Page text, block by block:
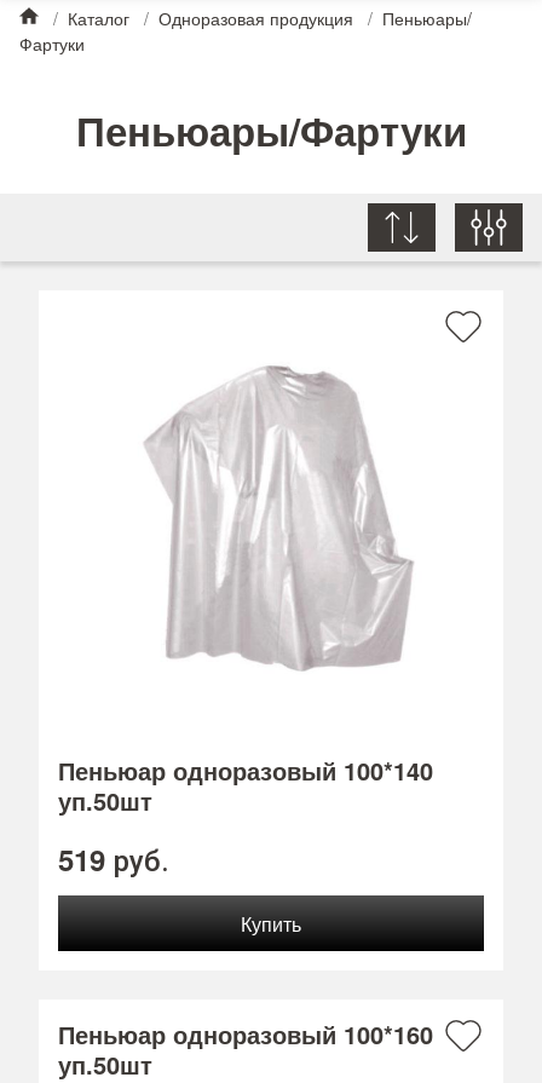
/ Каталог / Одноразовая продукция / Пеньюары/
Фартуки
Пеньюары/Фартуки
Пеньюар одноразовый 100*140
уп.50шт
519 руб.
Пеньюар одноразовый 100*160
уп.50шт